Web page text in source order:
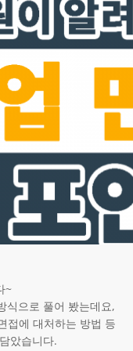
~
식으로 풀어 봤는데요,
접에 대처하는 방법 등
았습니다.